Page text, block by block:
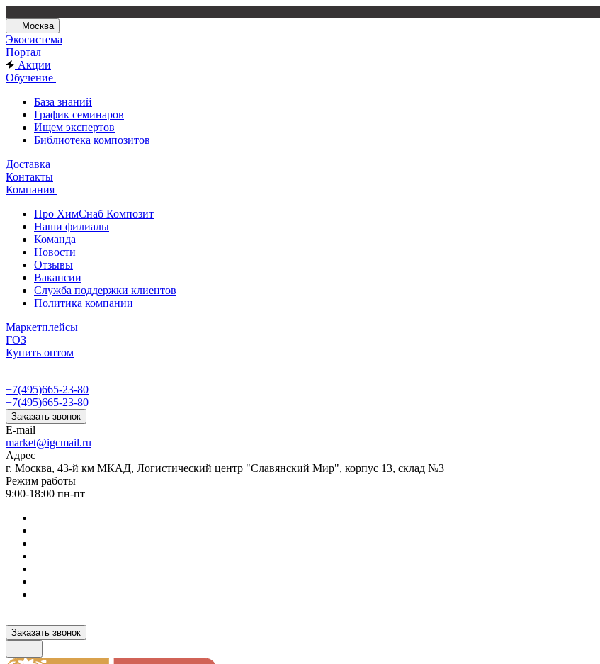
Москва
Экосистема
Портал
Акции
Обучение
База знаний
График семинаров
Ищем экспертов
Библиотека композитов
Доставка
Контакты
Компания
Про ХимСнаб Композит
Наши филиалы
Команда
Новости
Отзывы
Вакансии
Служба поддержки клиентов
Политика компании
Маркетплейсы
ГОЗ
Купить оптом
+7(495)665-23-80
+7(495)665-23-80
Заказать звонок
E-mail
market@igcmail.ru
Адрес
г. Москва, 43-й км МКАД, Логистический центр "Славянский Мир", корпус 13, склад №3
Режим работы
9:00-18:00 пн-пт
Заказать звонок